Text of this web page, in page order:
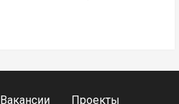
Вакансии
Проекты